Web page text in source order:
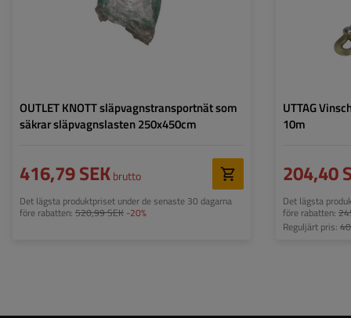
OUTLET KNOTT släpvagnstransportnät som
säkrar släpvagnslasten 250x450cm
416,79 SEKbrutto
Det lägsta produktpriset under de senaste 30 dagarna
före rabatten: 520,99 SEK -20%
UTTAG
10m
204,40
Det lägsta
före rabatten:
Reguljärt pris: